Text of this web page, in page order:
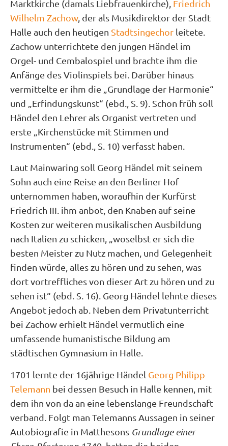
Marktkirche (damals Liebfrauenkirche), Friedrich
Wilhelm Zachow, der als Musikdirektor der Stadt
Halle auch den heutigen Stadtsingechor leitete.
Zachow unterrichtete den jungen Händel im
Orgel- und Cembalospiel und brachte ihm die
Anfänge des Violinspiels bei. Darüber hinaus
vermittelte er ihm die „Grundlage der Harmonie“
und „Erfindungskunst“ (ebd., S. 9). Schon früh soll
Händel den Lehrer als Organist vertreten und
erste „Kirchenstücke mit Stimmen und
Instrumenten“ (ebd., S. 10) verfasst haben.
Laut Mainwaring soll Georg Händel mit seinem
Sohn auch eine Reise an den Berliner Hof
unternommen haben, woraufhin der Kurfürst
Friedrich III. ihm anbot, den Knaben auf seine
Kosten zur weiteren musikalischen Ausbildung
nach Italien zu schicken, „woselbst er sich die
besten Meister zu Nutz machen, und Gelegenheit
finden würde, alles zu hören und zu sehen, was
dort vortreffliches von dieser Art zu hören und zu
sehen ist“ (ebd. S. 16). Georg Händel lehnte dieses
Angebot jedoch ab. Neben dem Privatunterricht
bei Zachow erhielt Händel vermutlich eine
umfassende humanistische Bildung am
städtischen Gymnasium in Halle.
1701 lernte der 16jährige Händel Georg Philipp
Telemann bei dessen Besuch in Halle kennen, mit
dem ihn von da an eine lebenslange Freundschaft
verband. Folgt man Telemanns Aussagen in seiner
Autobiografie in Matthesons Grundlage einer